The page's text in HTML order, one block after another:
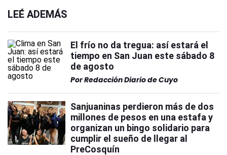
LEÉ ADEMÁS
El frío no da tregua: así estará el
tiempo en San Juan este sábado 8
de agosto
PorRedacción Diario de Cuyo
Sanjuaninas perdieron más de dos
millones de pesos en una estafa y
organizan un bingo solidario para
cumplir el sueño de llegar al
PreCosquín